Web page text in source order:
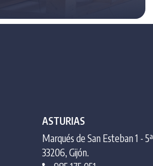
ASTURIAS
Marqués de San Esteban 1 - 5ª
33206, Gijón.